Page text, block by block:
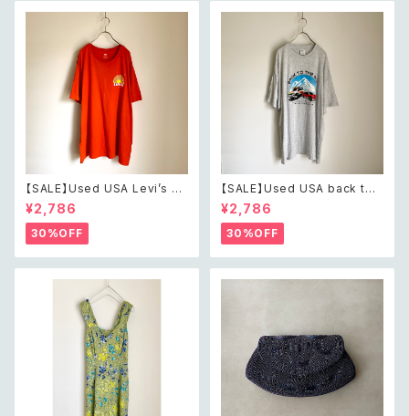
【SALE】Used USA Levi’s su
nrise design orange t shirt
レトロ アメリカ ユーズド 古着
リーバイス サンライズ デザイン
オレンジ Tシャツ XXL
¥2,786
30%OFF
【SALE】Used USA back to t
he 80s car design t shirt レ
トロ アメリカ ユーズド 古着 カ
ーデザイン ライトグレー Tシャ
ツ XXL
¥2,786
30%OFF